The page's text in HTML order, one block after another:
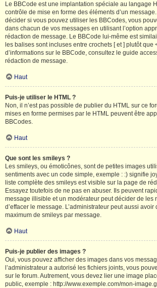
Le BBCode est une implantation spéciale au langage
contrôle de mise en forme des éléments d’un
décider si vous pouvez utiliser les BBCodes, vous
dans chacun de vos messages en utilisant l’option
rédaction de message. Le BBCode lui-même est
les balises sont incluses entre crochets [ et ] plutôt que
d’informations sur le BBCode, consultez le guide
rédaction de message.
Haut
Puis-je utiliser le HTML ?
Non, il n’est pas possible de publier du HTML sur ce
mises en forme permises par le HTML peuvent être
BBCodes.
Haut
Que sont les smileys ?
Les smileys, ou émoticônes, sont de petites images
sentiments avec un code simple, exemple : :) signifie
liste complète des smileys est visible sur la page de
Essayez toutefois de ne pas en abuser. Ils peuvent
message illisible et un modérateur peut décider de les
d’effacer le message. L’administrateur peut aussi avoir
maximum de smileys par message.
Haut
Puis-je publier des images ?
Oui, vous pouvez afficher des images dans vos
l’administrateur a autorisé les fichiers joints, vous
sur le forum. Autrement, vous devez lier une image
public, exemple : http://www.exemple.com/mon-